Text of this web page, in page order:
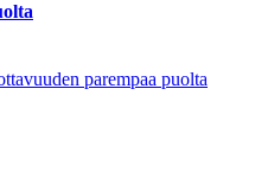
parempaa puolta